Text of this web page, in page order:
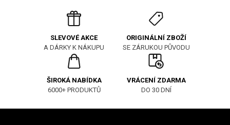
SLEVOVÉ AKCE
A DÁRKY K NÁKUPU
ORIGINÁLNÍ ZBOŽÍ
SE ZÁRUKOU PŮVODU
ŠIROKÁ NABÍDKA
6000+ PRODUKTŮ
VRÁCENÍ ZDARMA
DO 30 DNÍ